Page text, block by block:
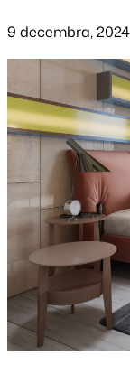
9 decembra, 2024